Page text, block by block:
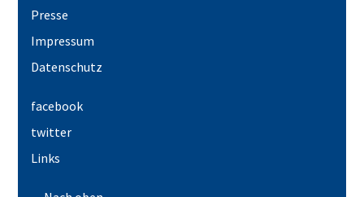
Presse
Impressum
Datenschutz
facebook
twitter
Links